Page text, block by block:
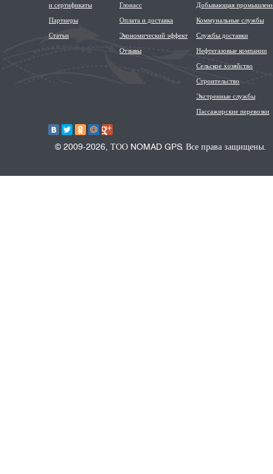
и сертификаты
Партнеры
Статьи
Глонасс
Оплата и доставка
Экономический эффект
Отзывы
Добывающая
Коммунальные службы
Службы доставки
Нефтегазовые компании
Сельское хозяйство
Строительство
Экстренные службы
Пассажирские перевозки
© 2009-2026, ТОО NOMAD GPS. Все права защищены.